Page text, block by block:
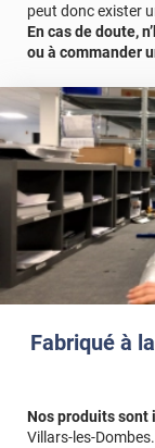
Fabriqué à
Nos produits sont
Villars-les-
peut donc exister
En cas de doute,
ou à commander